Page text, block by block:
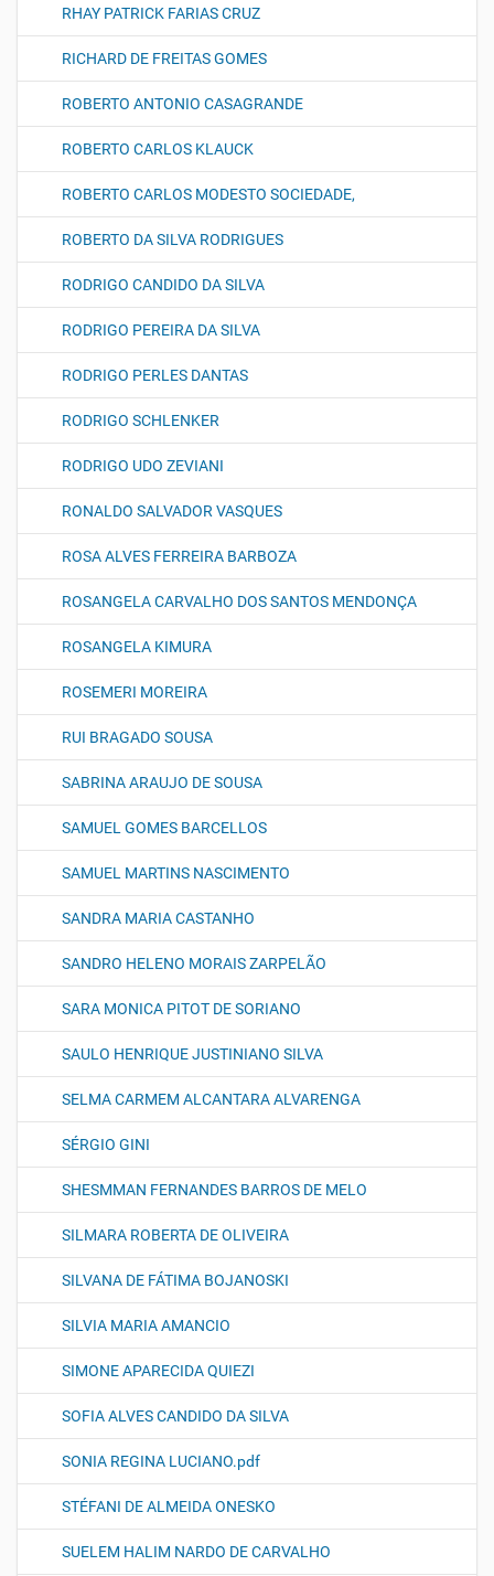
RHAY PATRICK FARIAS CRUZ
RICHARD DE FREITAS GOMES
ROBERTO ANTONIO CASAGRANDE
ROBERTO CARLOS KLAUCK
ROBERTO CARLOS MODESTO SOCIEDADE,
ROBERTO DA SILVA RODRIGUES
RODRIGO CANDIDO DA SILVA
RODRIGO PEREIRA DA SILVA
RODRIGO PERLES DANTAS
RODRIGO SCHLENKER
RODRIGO UDO ZEVIANI
RONALDO SALVADOR VASQUES
ROSA ALVES FERREIRA BARBOZA
ROSANGELA CARVALHO DOS SANTOS MENDONÇA
ROSANGELA KIMURA
ROSEMERI MOREIRA
RUI BRAGADO SOUSA
SABRINA ARAUJO DE SOUSA
SAMUEL GOMES BARCELLOS
SAMUEL MARTINS NASCIMENTO
SANDRA MARIA CASTANHO
SANDRO HELENO MORAIS ZARPELÃO
SARA MONICA PITOT DE SORIANO
SAULO HENRIQUE JUSTINIANO SILVA
SELMA CARMEM ALCANTARA ALVARENGA
SÉRGIO GINI
SHESMMAN FERNANDES BARROS DE MELO
SILMARA ROBERTA DE OLIVEIRA
SILVANA DE FÁTIMA BOJANOSKI
SILVIA MARIA AMANCIO
SIMONE APARECIDA QUIEZI
SOFIA ALVES CANDIDO DA SILVA
SONIA REGINA LUCIANO.pdf
STÉFANI DE ALMEIDA ONESKO
SUELEM HALIM NARDO DE CARVALHO